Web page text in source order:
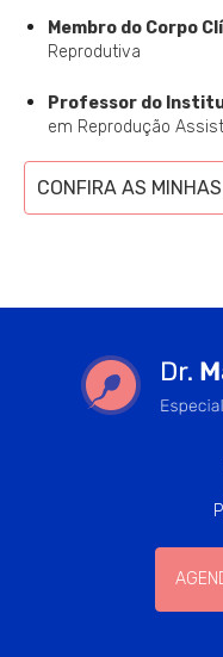
Membro do Corpo
Reprodutiva
Professor do
em Reprodução
CONFIRA AS